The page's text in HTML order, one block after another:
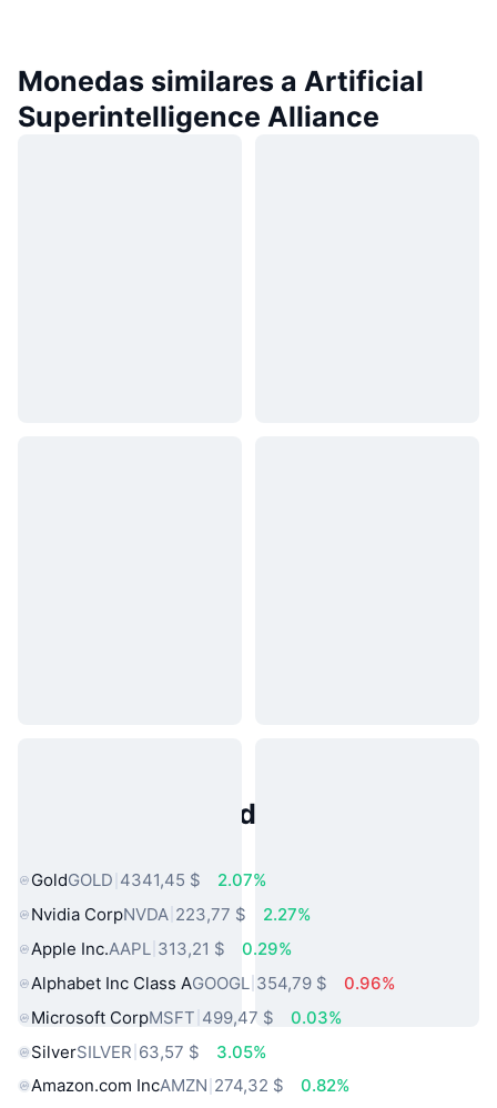
Monedas similares a Artificial
Superintelligence Alliance
Activos del Mundo Real
GoldGOLD 4341,45 $
2.07%
Nvidia CorpNVDA 223,77 $
2.27%
Apple Inc.AAPL 313,21 $
0.29%
Alphabet Inc Class AGOOGL 354,79 $
0.96%
Microsoft CorpMSFT 499,47 $
0.03%
SilverSILVER 63,57 $
3.05%
Amazon.com IncAMZN 274,32 $
0.82%